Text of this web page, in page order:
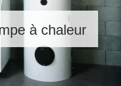
à chaleur